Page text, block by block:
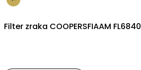
Filter zraka COOPERSFIAAM FL6840